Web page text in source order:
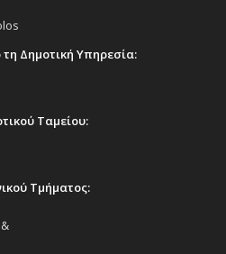
στο Δημοτικό Θέατρο
στο Δημοτικό Θέατρο
«Μαντάμ Σουσού»,
Δημοτική Υπηρεσία:
Ταμείου:
Τμήματος: